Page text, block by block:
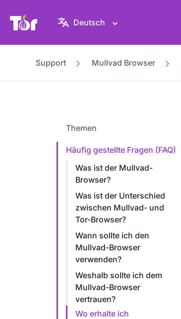
Tor-Projekt Webseite
Deutsch
Support Mullvad Browser
Themen
Häufig gestellte Fragen (FAQ)
Was ist der Mullvad-
Browser?
Was ist der Unterschied
zwischen Mullvad- und
Tor-Browser?
Wann sollte ich den
Mullvad-Browser
verwenden?
Weshalb sollte ich dem
Mullvad-Browser
vertrauen?
Wo erhalte ich